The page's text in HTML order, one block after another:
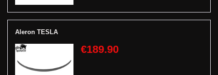
Aleron TESLA
€189.90